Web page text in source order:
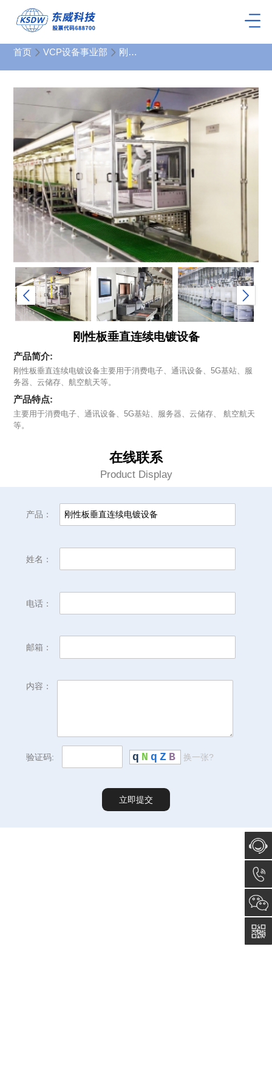
首页 VCP设备事业部 刚性板垂直连续电镀设备
刚性板垂直连续电镀设备
产品简介:
刚性板垂直连续电镀设备主要用于消费电子、通讯设备、5G基站、服
务器、云储存、航空航天等。
产品特点:
主要用于消费电子、通讯设备、5G基站、服务器、云储存、 航空航天
等。
在线联系
Product Display
产品：
姓名：
电话：
邮箱：
内容：
验证码: q NqZ B 换一张?
立即提交
在线咨
询
0512-